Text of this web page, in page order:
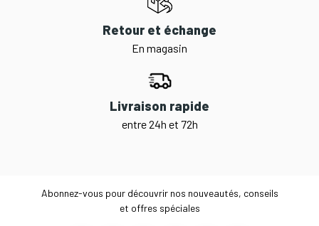
Retour et échange
En magasin
Livraison rapide
entre 24h et 72h
Abonnez-vous pour découvrir nos nouveautés, conseils
et offres spéciales